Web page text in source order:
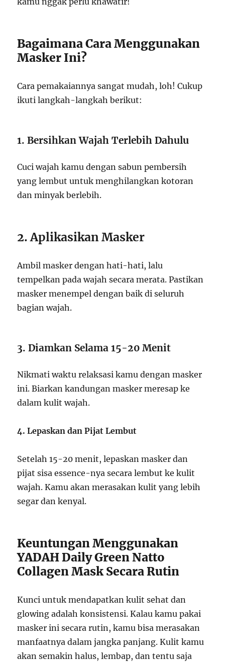
Bagaimana Cara Menggunakan
Masker Ini?
Cara pemakaiannya sangat mudah, loh! Cukup
ikuti langkah-langkah berikut:
1. Bersihkan Wajah Terlebih Dahulu
Cuci wajah kamu dengan sabun pembersih
yang lembut untuk menghilangkan kotoran
dan minyak berlebih.
2. Aplikasikan Masker
Ambil masker dengan hati-hati, lalu
tempelkan pada wajah secara merata. Pastikan
masker menempel dengan baik di seluruh
bagian wajah.
3. Diamkan Selama 15-20 Menit
Nikmati waktu relaksasi kamu dengan masker
ini. Biarkan kandungan masker meresap ke
dalam kulit wajah.
4. Lepaskan dan Pijat Lembut
Setelah 15-20 menit, lepaskan masker dan
pijat sisa essence-nya secara lembut ke kulit
wajah. Kamu akan merasakan kulit yang lebih
segar dan kenyal.
Keuntungan Menggunakan
YADAH Daily Green Natto
Collagen Mask Secara Rutin
Kunci untuk mendapatkan kulit sehat dan
glowing adalah konsistensi. Kalau kamu pakai
masker ini secara rutin, kamu bisa merasakan
manfaatnya dalam jangka panjang. Kulit kamu
akan semakin halus, lembap, dan tentu saja